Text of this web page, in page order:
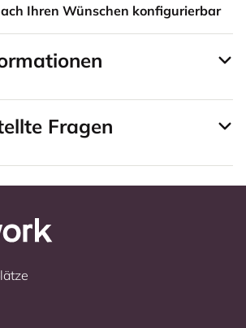
Ihren Wünschen konfigurierbar
Fragen